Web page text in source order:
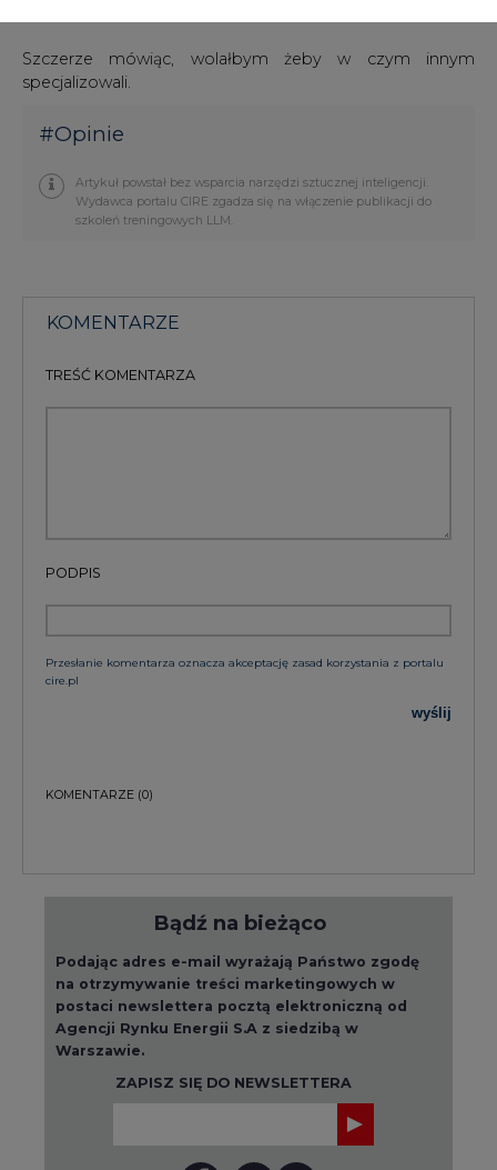
Szczerze mówiąc, wolałbym żeby w czym innym
specjalizowali.
#Opinie
Artykuł powstał bez wsparcia narzędzi sztucznej inteligencji.
Wydawca portalu CIRE zgadza się na włączenie publikacji do
szkoleń treningowych LLM.
KOMENTARZE
TREŚĆ KOMENTARZA
PODPIS
Przesłanie komentarza oznacza akceptację zasad korzystania z portalu
cire.pl
wyślij
KOMENTARZE (0)
Bądź na bieżąco
Podając adres e-mail wyrażają Państwo zgodę
na otrzymywanie treści marketingowych w
postaci newslettera pocztą elektroniczną od
Agencji Rynku Energii S.A z siedzibą w
Warszawie.
ZAPISZ SIĘ DO NEWSLETTERA